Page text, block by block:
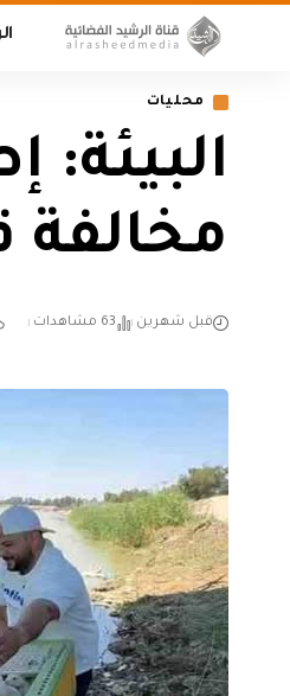
محليات
مخالفة
قبل شهرين 63 مشاهدات